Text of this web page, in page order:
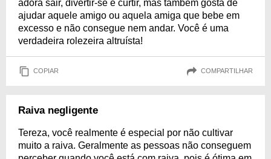
adora sair, divertir-se e curtir, mas também gosta de
ajudar aquele amigo ou aquela amiga que bebe em
excesso e não consegue nem andar. Você é uma
verdadeira rolezeira altruísta!
COPIAR COMPARTILHAR
Raiva negligente
Tereza, você realmente é especial por não cultivar
muito a raiva. Geralmente as pessoas não conseguem